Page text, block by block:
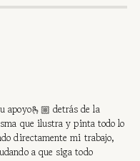
apoyo🫰🏼 detrás de la
que ilustra y pinta todo lo
directamente mi trabajo,
a que siga todo